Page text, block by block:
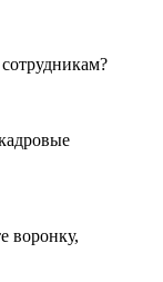
воронку,